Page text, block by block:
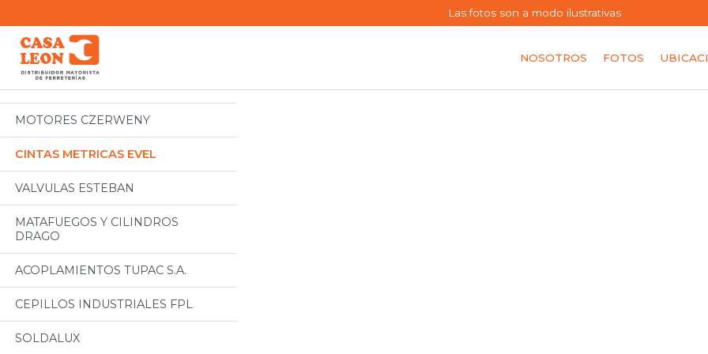
Las fotos son a modo ilustrativas
NOSOTROS FOTOS
Categorias
Todos
MOTORES CZERWENY
CINTAS METRICAS EVEL
VALVULAS ESTEBAN
MATAFUEGOS Y CILINDROS
DRAGO
ACOPLAMIENTOS TUPAC S.A.
CEPILLOS INDUSTRIALES FPL
SOLDALUX